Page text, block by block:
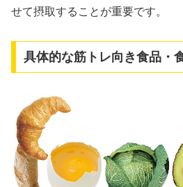
せて摂取することが重要です。
具体的な筋トレ向き食品・